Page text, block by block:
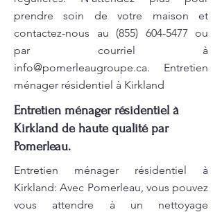
prendre soin de votre maison et
contactez-nous au (855) 604-5477 ou
par courriel à
info@pomerleaugroupe.ca. Entretien
ménager résidentiel à Kirkland
Entretien ménager résidentiel à
Kirkland de haute qualité par
Pomerleau.
Entretien ménager résidentiel à
Kirkland: Avec Pomerleau, vous pouvez
vous attendre à un nettoyage